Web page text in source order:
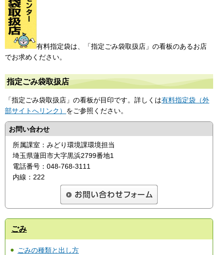
有料指定袋は、「指定ごみ袋取扱店」の看板のあるお店
でお求めください。
指定ごみ袋取扱店
「指定ごみ袋取扱店」の看板が目印です。詳しくは有料指定袋（外
部サイトへリンク） をご参照ください。
お問い合わせ
所属課室：みどり環境課環境担当
埼玉県蓮田市大字黒浜2799番地1
電話番号：048-768-3111
内線：222
ごみ
ごみの種類と出し方